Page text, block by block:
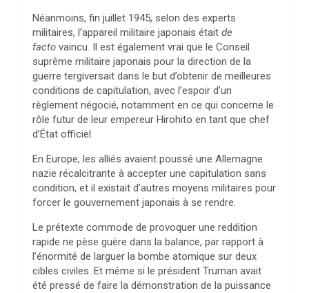
Néanmoins, fin juillet 1945, selon des experts
militaires, l’appareil militaire japonais était de
facto vaincu. Il est également vrai que le Conseil
suprême militaire japonais pour la direction de la
guerre tergiversait dans le but d’obtenir de meilleures
conditions de capitulation, avec l’espoir d’un
règlement négocié, notamment en ce qui concerne le
rôle futur de leur empereur Hirohito en tant que chef
d’État officiel.
En Europe, les alliés avaient poussé une Allemagne
nazie récalcitrante à accepter une capitulation sans
condition, et il existait d’autres moyens militaires pour
forcer le gouvernement japonais à se rendre.
Le prétexte commode de provoquer une reddition
rapide ne pèse guère dans la balance, par rapport à
l’énormité de larguer la bombe atomique sur deux
cibles civiles. Et même si le président Truman avait
été pressé de faire la démonstration de la puissance